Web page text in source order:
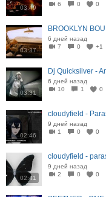
03:49
6
0 0
03:37
BROOKLYN
6 дней назад
7
0 +1
03:31
Dj Quicksilver -
6 дней назад
10
1 0
02:46
cloudyfield -
9 дней назад
1
0 0
02:41
cloudyfield -
9 дней назад
2
0 0